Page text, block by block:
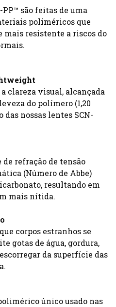
são feitas de uma
poliméricos que
resistente a riscos do
clareza visual, alcançada
do polímero (1,20
das nossas lentes SCN-
refração de tensão
(Número de Abbe)
resultando em
mais nítida.
corpos estranhos se
gotas de água, gordura,
da superfície das
único usado nas